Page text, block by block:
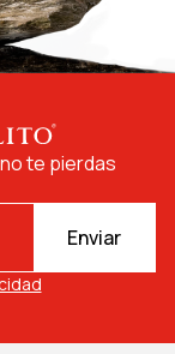
te pierdas
Enviar